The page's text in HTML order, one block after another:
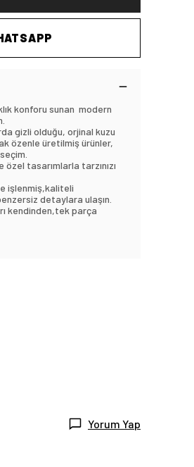
konforu sunan modern
gizli olduğu, orjinal kuzu
özenle üretilmiş ürünler,
tasarımlarla tarzınızı
işlenmiş,kaliteli
detaylara ulaşın.
kendinden,tek parça
Yorum Yap